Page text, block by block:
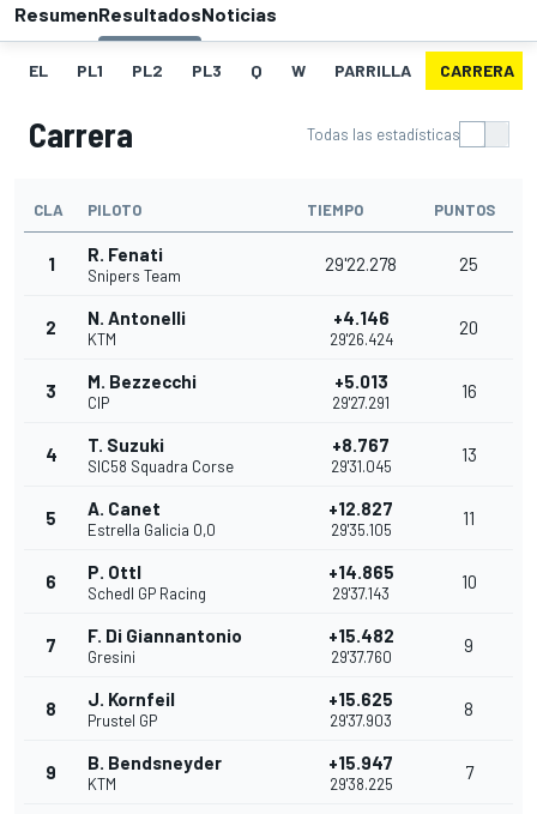
ResumenResultadosNoticias
EL PL1 PL2 PL3 Q W PARRILLA CARRERA
Carrera Todas las estadísticas
CLA PILOTO TIEMPO PUNTOS
1 R. Fenati
Snipers Team
29'22.278 25
2 N. Antonelli
KTM
+4.146
29'26.424
20
3 M. Bezzecchi
CIP
+5.013
29'27.291
16
4 T. Suzuki
SIC58 Squadra Corse
+8.767
29'31.045
13
5 A. Canet
Estrella Galicia 0,0
+12.827
29'35.105
11
6 P. Ottl
Schedl GP Racing
+14.865
29'37.143
10
7 F. Di Giannantonio
Gresini
+15.482
29'37.760
9
8 J. Kornfeil
Prustel GP
+15.625
29'37.903
8
9 B. Bendsneyder
KTM
+15.947
29'38.225
7